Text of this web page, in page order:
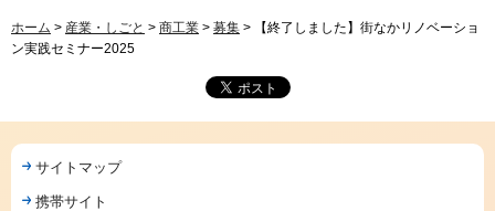
ホーム > 産業・しごと > 商工業 > 募集 > 【終了しました】街なかリノベーショ
ン実践セミナー2025
サイトマップ
携帯サイト